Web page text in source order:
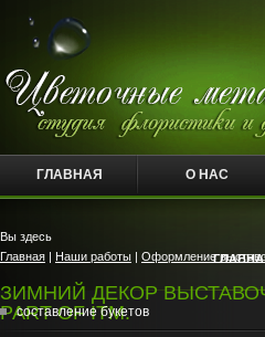
ГЛАВНАЯ О НАС
Вы здесь
Главная | Наши работы | Оформление
ЗИМНИЙ ДЕКОР
PART OF ITM.
составление букетов